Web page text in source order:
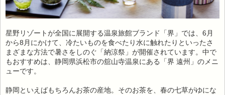
星野リゾートが全国に展開する温泉旅館ブランド「界」では、6月
から8月にかけて、冷たいものを食べたり水に触れたりといったさ
まざまな方法で暑さをしのぐ「納涼祭」が開催されています。中で
もおすすめは、静岡県浜松市の舘山寺温泉にある「界 遠州」のメニ
ューです。
静岡といえばもちろんお茶の産地。そのお茶を、春の七草がゆにな